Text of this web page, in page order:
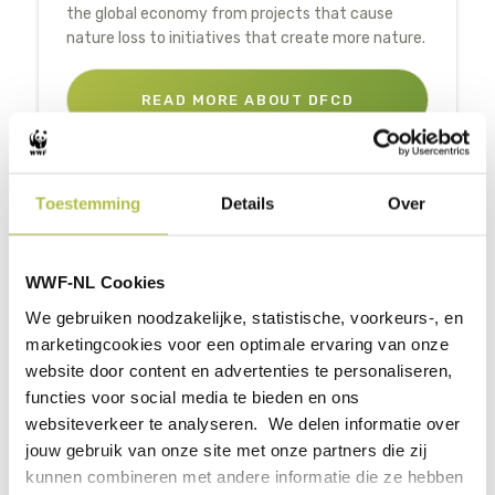
Toestemming Details Over
WWF-NL Cookies
We gebruiken noodzakelijke, statistische, voorkeurs-, en
marketingcookies voor een optimale ervaring van onze
website door content en advertenties te personaliseren,
functies voor social media te bieden en ons
websiteverkeer te analyseren. We delen informatie over
jouw gebruik van onze site met onze partners die zij
kunnen combineren met andere informatie die ze hebben
the global economy from projects that cause
nature loss to initiatives that create more nature.
READ MORE ABOUT DFCD
investments? Please contact our colleagues who work on
these funds: Jaap de Jong for DFCD or Shephard Zonde
for MoMo4C.
DO YOU WANT TO MAKE